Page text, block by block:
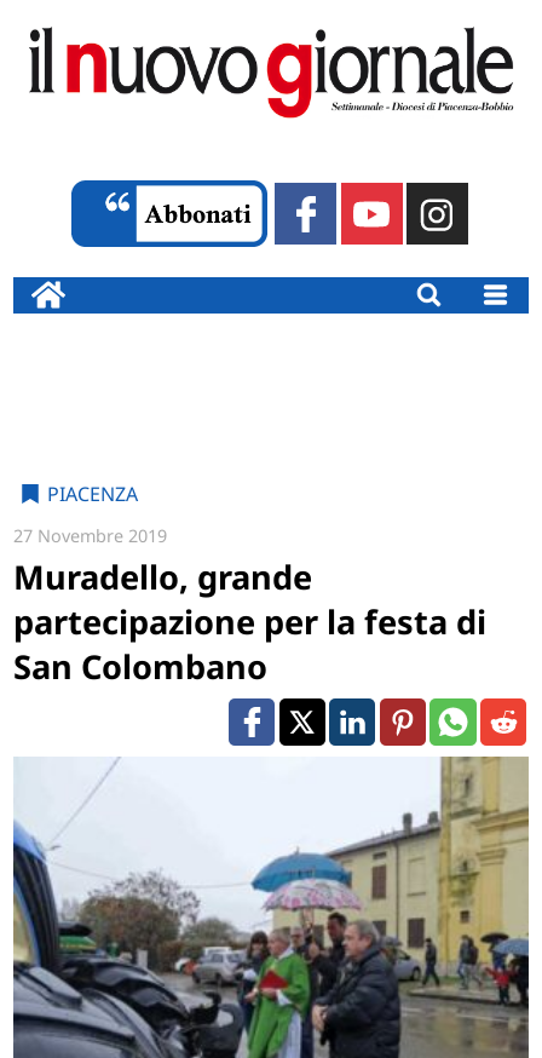
PIACENZA
27 Novembre 2019
Muradello, grande
partecipazione per la festa di
San Colombano